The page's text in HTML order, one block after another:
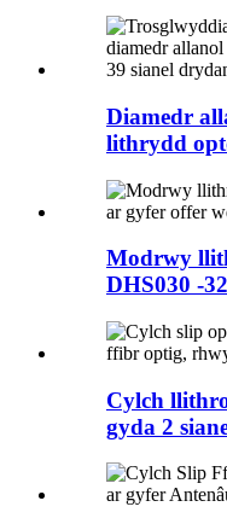
Diamedr
lithrydd
Modrwy
DHS030 -
Cylch
gyda 2